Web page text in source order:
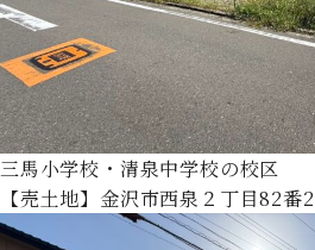
三馬小学校・清泉中学校の校区
【売土地】金沢市西泉２丁目82番2